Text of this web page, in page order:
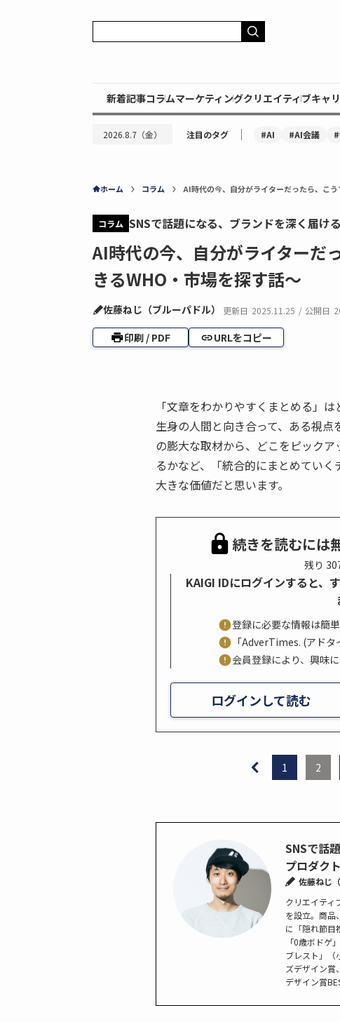
新着記事コラムマーケティングクリエイティブキャ
2026.8.7（金） 注目のタグ ｜ #AI #AI会議
ホーム コラム AI時代の今、自分がライターだったら、こ
コラム SNSで話題になる、ブランドを深く届け
AI時代の今、自分がライター
きるWHO・市場を探す話〜
佐藤ねじ（ブルーパドル） 更新日 2025.11.25 / 公開日
印刷 / PDF URLをコピー
「文章をわかりやすくまとめる」
生身の人間と向き合って、ある視
の膨大な取材から、どこをピック
るかなど、「統合的にまとめてい
大きな価値だと思います。
続きを読むには
残り
KAIGI IDにログインすると、
登録に必要な情報は簡
「AdverTimes. (アド
会員登録により、興味
ログインして読む
1 2
SNSで話
プロダク
佐藤ねじ
クリエイティ
を設立。商品
に「隠れ節目
「0歳ボドゲ
ブレスト」（
ズデザイン賞
デザイン賞